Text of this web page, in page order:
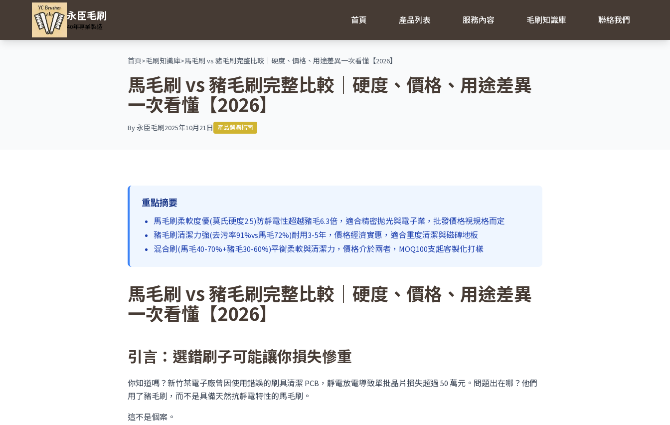
永臣毛刷
40年專業製造
首頁 產品列表 服務內容 毛刷知識庫 聯絡我們
首頁>毛刷知識庫>馬毛刷 vs 豬毛刷完整比較｜硬度、價格、用途差異一次看懂【2026】
馬毛刷 vs 豬毛刷完整比較｜硬度、價格、用途差異
一次看懂【2026】
By永臣毛刷2025年10月21日 產品選購指南
重點摘要
馬毛刷柔軟度優(莫氏硬度2.5)防靜電性超越豬毛6.3倍，適合精密拋光與電子業，批發價格視規格而定
豬毛刷清潔力強(去污率91%vs馬毛72%)耐用3-5年，價格經濟實惠，適合重度清潔與磁磚地板
混合刷(馬毛40-70%+豬毛30-60%)平衡柔軟與清潔力，價格介於兩者，MOQ100支起客製化打樣
馬毛刷 vs 豬毛刷完整比較｜硬度、價格、用途差異
一次看懂【2026】
引言：選錯刷子可能讓你損失慘重
你知道嗎？新竹某電子廠曾因使用錯誤的刷具清潔 PCB，靜電放電導致單批晶片損失超過 50 萬元。問題出在哪？他們
用了豬毛刷，而不是具備天然抗靜電特性的馬毛刷。
這不是個案。